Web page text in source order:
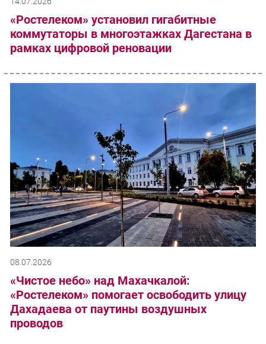
«Ростелеком» установил гигабитные
коммутаторы в многоэтажках Дагестана в
рамках цифровой реновации
08.07.2026
«Чистое небо» над Махачкалой:
«Ростелеком» помогает освободить улицу
Дахадаева от паутины воздушных
проводов